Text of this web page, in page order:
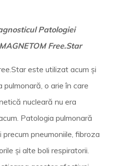
Patologiei
Free.Star
este utilizat acum și
pulmonară, o arie în care
nucleară nu era
Patologia pulmonară
pneumoniile, fibroza
și alte boli respiratorii.